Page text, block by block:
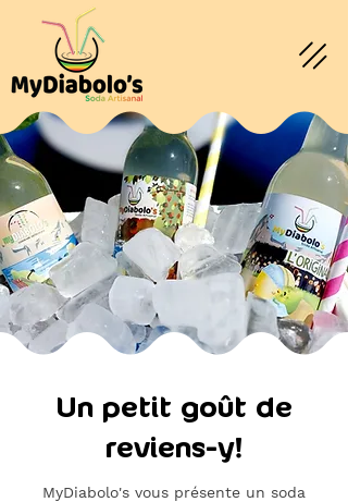
Un petit goût de
reviens-y!
MyDiabolo's vous présente un soda